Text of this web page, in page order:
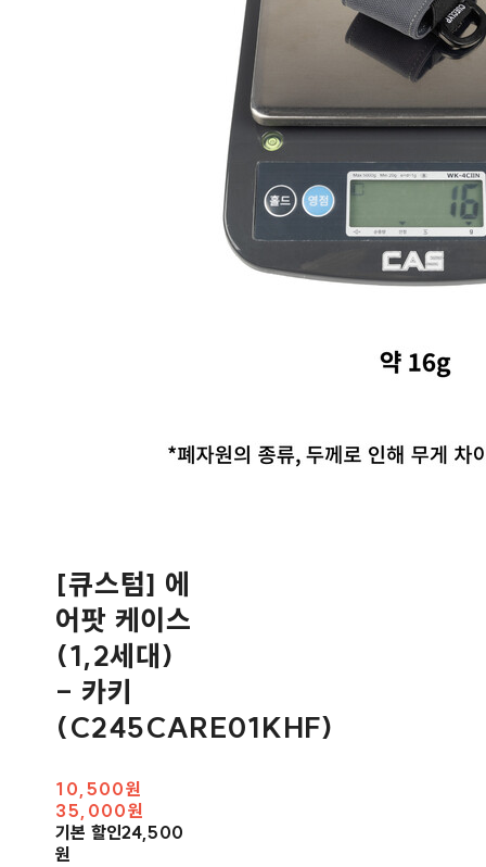
[큐스텀] 에
어팟 케이스
(1,2세대)
- 카키
(C245CARE01KHF)
10,500원
35,000원
기본 할인24,500
원